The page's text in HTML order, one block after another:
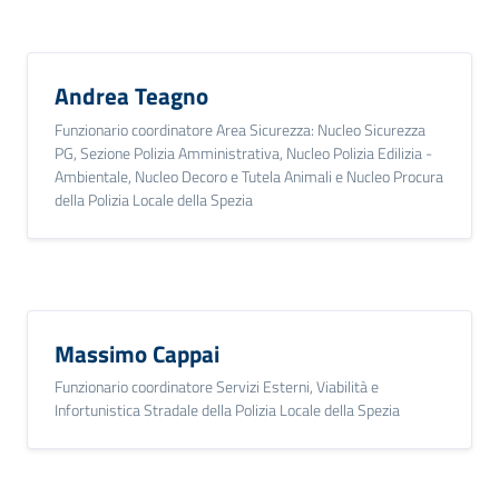
Seguici
Andrea Teagno
Funzionario coordinatore Area Sicurezza: Nucleo Sicurezza
PG, Sezione Polizia Amministrativa, Nucleo Polizia Edilizia -
Ambientale, Nucleo Decoro e Tutela Animali e Nucleo Procura
della Polizia Locale della Spezia
Massimo Cappai
Funzionario coordinatore Servizi Esterni, Viabilità e
Infortunistica Stradale della Polizia Locale della Spezia